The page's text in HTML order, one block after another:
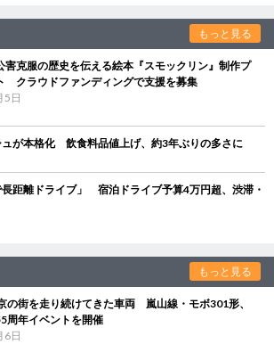
もっと見る
害克服の歴史を伝える絵本『スモックリン』制作プ
クラウドファンディングで支援を募集
5日
ュが本格化 飲食料品値上げ、約3年ぶりの多さに
距離ドライブ」 宿泊ドライブ予算4万円超、渋滞・
もっと見る
の街を走り続けてきた車両 嵐山線・モボ301形、
周年イベントを開催
6日